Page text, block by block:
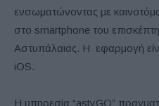
ενσωματώνοντας με
στο smartphone του επισκέπτη
Αστυπάλαιας. Η εφαρμογή
iOS.
Η υπηρεσία “astyGO”